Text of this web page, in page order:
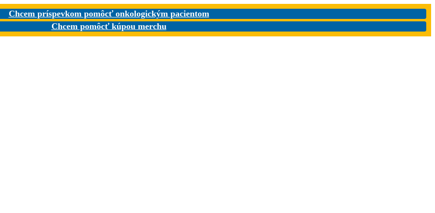
Chcem príspevkom pomôcť onkologickým pacientom
Chcem pomôcť kúpou merchu